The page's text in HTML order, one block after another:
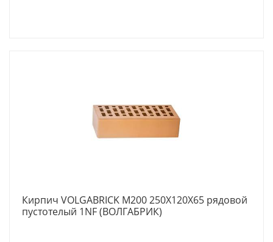
Кирпич VOLGABRICK M200 250X120X65 рядовой
пустотелый 1NF (ВОЛГАБРИК)